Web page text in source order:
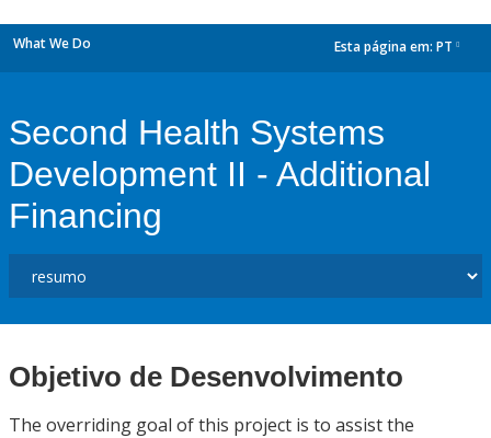
What We Do Esta página em: PT
Second Health Systems
Development II - Additional
Financing
Objetivo de Desenvolvimento
The overriding goal of this project is to assist the